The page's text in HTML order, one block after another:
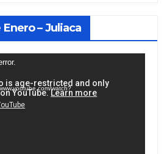
– Juliaca
watch?